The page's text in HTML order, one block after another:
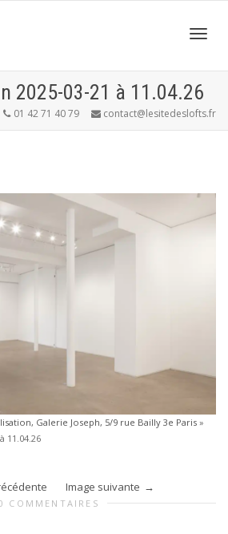
2025-03-21 à 11.04.26
01 42 71 40 79 contact@lesitedeslofts.fr
Galerie Joseph, 5/9 rue Bailly 3e Paris »
11.04.26
Image suivante
COMMENTAIRES